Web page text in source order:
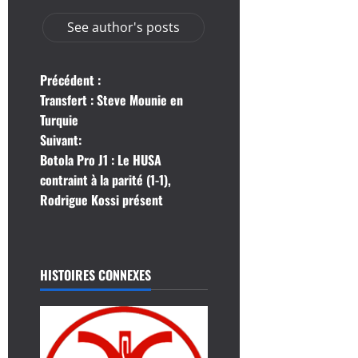
See author's posts
N
a
v
i
t
Précédent :
Transfert : Steve Mounie en
Turquie
Suivant:
Botola Pro J1 : Le HUSA
contraint à la parité (1-1),
Rodrigue Kossi présent
HISTOIRES CONNEXES